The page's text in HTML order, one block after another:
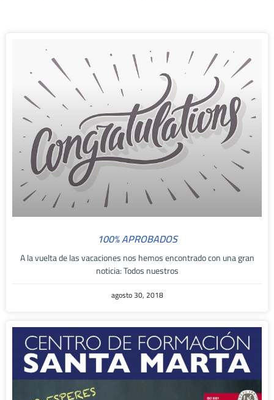
100% APROBADOS
A la vuelta de las vacaciones nos hemos encontrado con una gran
noticia: Todos nuestros
agosto 30, 2018